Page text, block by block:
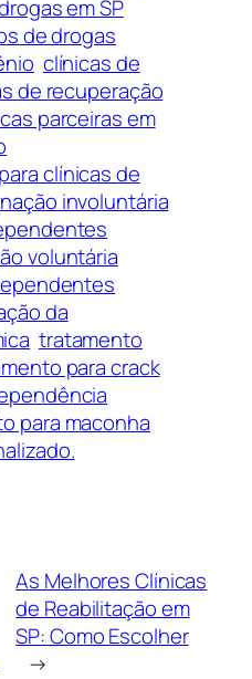
em SP
de drogas
clínicas de
de recuperação
parceiras em
clínicas de
involuntária
voluntária
da
tratamento
para crack
para maconha
As Melhores Clínicas
de Reabilitação em
SP: Como Escolher
→